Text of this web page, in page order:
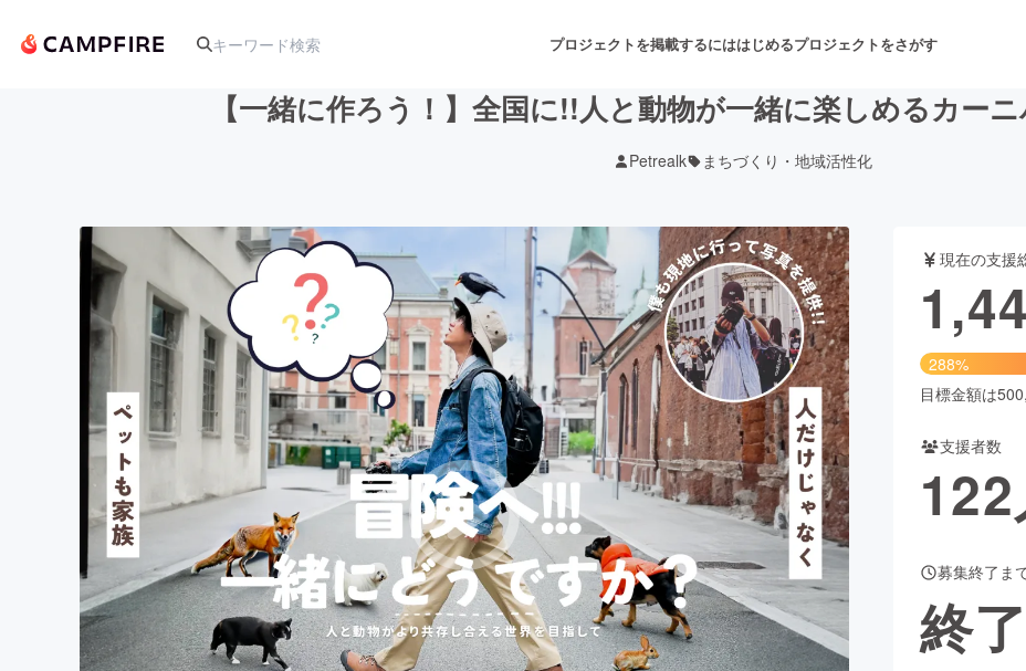
プロジェクトを掲載するにははじめるプロジェクトをさがす
アート・写真 音楽 舞台・パフォーマンス
テクノロジー・ガジェット ゲーム・サービス開発 フード・飲食店
映像・映画 書籍・雑誌出版 アニメ・漫画
ビジネス・起業 チャレンジ ビューティー・ヘルスケア
まちづくり・地域活性化
CAMPFIRE for Social Good
CAMPFIRE Creation
CAMPFIREふるさと納税machi-ya
【一緒に作ろう！】全国に!!人と動物が一緒に楽しめるカー
Petrealk まちづくり・地域活性化
現在の支援
288%
目標金額は
支援者数
122
募集終了ま
終了